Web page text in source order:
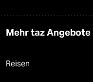
Mehr taz Angebote
Reisen